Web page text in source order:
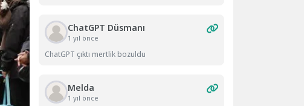
ChatGPT Düsmanı
1 yıl önce
ChatGPT çıktı mertlik bozuldu
Melda
1 yıl önce